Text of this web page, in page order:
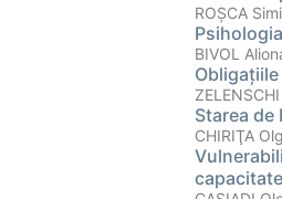
ROȘCA
BIVOL
Starea
CHIRIŢA